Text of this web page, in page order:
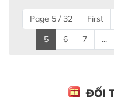
Page 5 / 32 First
5
6 7 ...
ĐỐI